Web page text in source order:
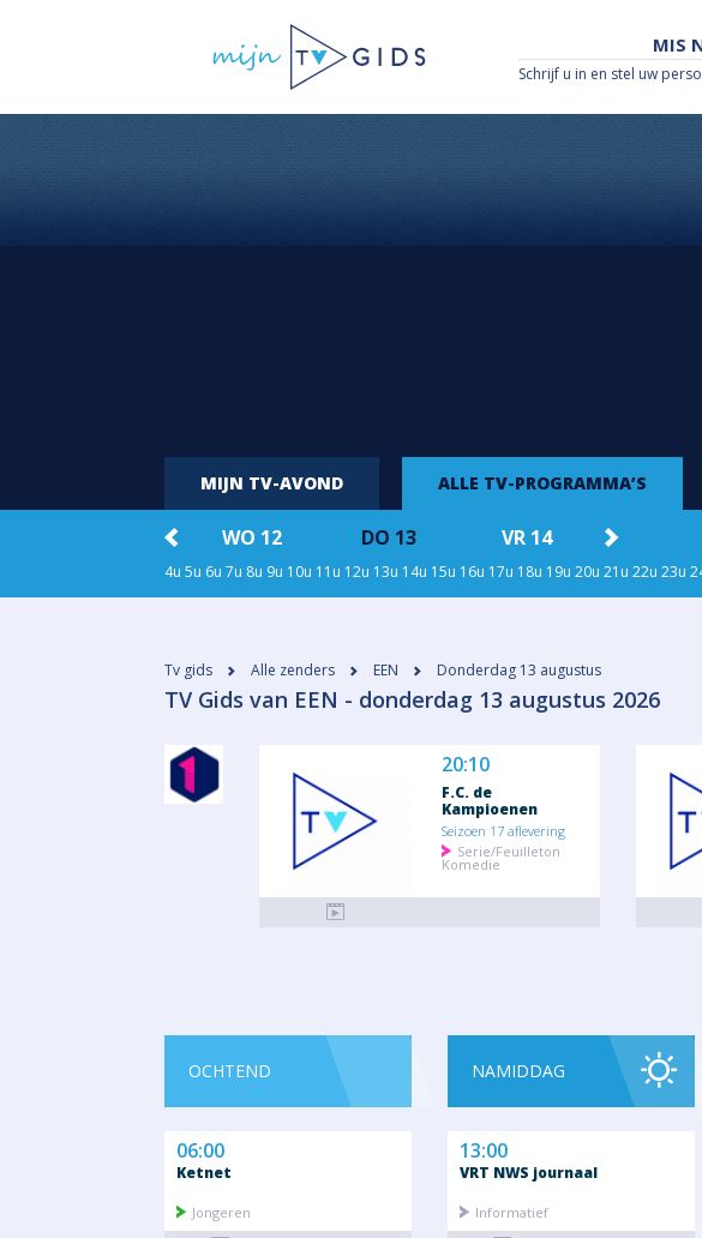
MIS
Schrijf u in en stel uw
MIJN TV-AVOND ALLE TV-PROGRAMMA’S
WO 12 DO 13 VR 14
4u 5u 6u 7u 8u 9u 10u 11u 12u 13u 14u 15u 16u 17u 18u 19u 20u 21u 22u 23u
Tv gids Alle zenders EEN Donderdag 13 augustus
​TV Gids van EEN - donderdag 13 augustus 2026
20:10
F.C. de
Kampioenen
Seizoen 17 aflevering
Serie/Feuilleton
Komedie
OCHTEND
06:00
Ketnet
Jongeren
NAMIDDAG
13:00
VRT NWS journaal
Informatief